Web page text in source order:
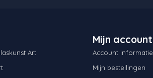
Art
Mijn account
Account informatie
Mijn bestellingen